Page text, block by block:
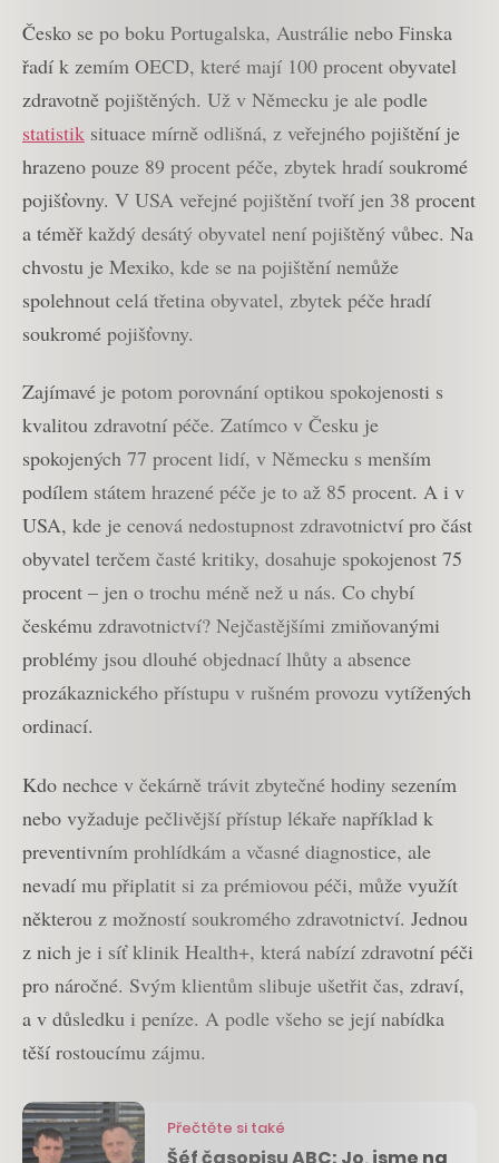
Česko se po boku Portugalska, Austrálie nebo Finska
řadí k zemím OECD, které mají 100 procent obyvatel
zdravotně pojištěných. Už v Německu je ale podle
statistik situace mírně odlišná, z veřejného pojištění je
hrazeno pouze 89 procent péče, zbytek hradí soukromé
pojišťovny. V USA veřejné pojištění tvoří jen 38 procent
a téměř každý desátý obyvatel není pojištěný vůbec. Na
chvostu je Mexiko, kde se na pojištění nemůže
spolehnout celá třetina obyvatel, zbytek péče hradí
soukromé pojišťovny.
Zajímavé je potom porovnání optikou spokojenosti s
kvalitou zdravotní péče. Zatímco v Česku je
spokojených 77 procent lidí, v Německu s menším
podílem státem hrazené péče je to až 85 procent. A i v
USA, kde je cenová nedostupnost zdravotnictví pro část
obyvatel terčem časté kritiky, dosahuje spokojenost 75
procent – jen o trochu méně než u nás. Co chybí
českému zdravotnictví? Nejčastějšími zmiňovanými
problémy jsou dlouhé objednací lhůty a absence
prozákaznického přístupu v rušném provozu vytížených
ordinací.
Kdo nechce v čekárně trávit zbytečné hodiny sezením
nebo vyžaduje pečlivější přístup lékaře například k
preventivním prohlídkám a včasné diagnostice, ale
nevadí mu připlatit si za prémiovou péči, může využít
některou z možností soukromého zdravotnictví. Jednou
z nich je i síť klinik Health+, která nabízí zdravotní péči
pro náročné. Svým klientům slibuje ušetřit čas, zdraví,
a v důsledku i peníze. A podle všeho se její nabídka
těší rostoucímu zájmu.
Přečtěte si také